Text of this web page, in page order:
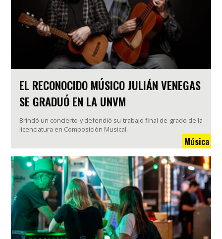
EL RECONOCIDO MÚSICO JULIÁN VENEGAS
SE GRADUÓ EN LA UNVM
Brindó un concierto y defendió su trabajo final de grado de la
licenciatura en Composición Musical.
Música